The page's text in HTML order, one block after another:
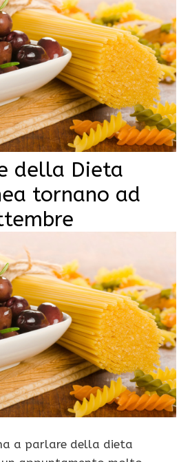
della Dieta
tornano ad
a parlare della dieta